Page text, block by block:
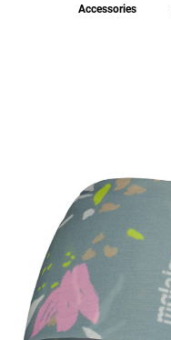
Accessories